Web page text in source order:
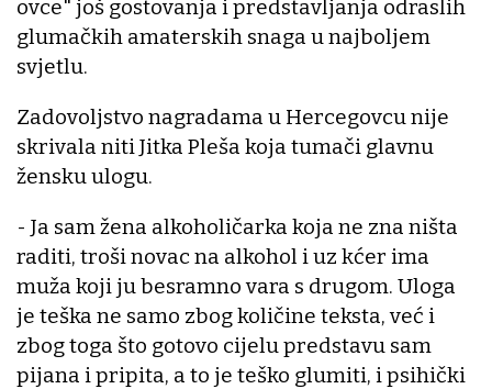
ovce" još gostovanja i predstavljanja odraslih
glumačkih amaterskih snaga u najboljem
svjetlu.
Zadovoljstvo nagradama u Hercegovcu nije
skrivala niti Jitka Pleša koja tumači glavnu
žensku ulogu.
- Ja sam žena alkoholičarka koja ne zna ništa
raditi, troši novac na alkohol i uz kćer ima
muža koji ju besramno vara s drugom. Uloga
je teška ne samo zbog količine teksta, već i
zbog toga što gotovo cijelu predstavu sam
pijana i pripita, a to je teško glumiti, i psihički